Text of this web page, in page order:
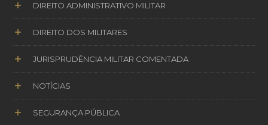
DIREITO ADMINISTRATIVO MILITAR
DIREITO DOS MILITARES
JURISPRUDÊNCIA MILITAR COMENTADA
NOTÍCIAS
SEGURANÇA PÚBLICA